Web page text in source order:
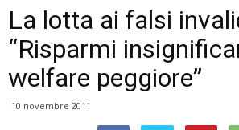
La lotta ai falsi
“Risparmi
welfare peggiore”
10 novembre 2011